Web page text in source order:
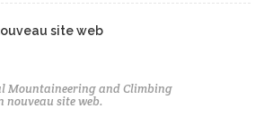
site web
Mountaineering and Climbing
nouveau site web.